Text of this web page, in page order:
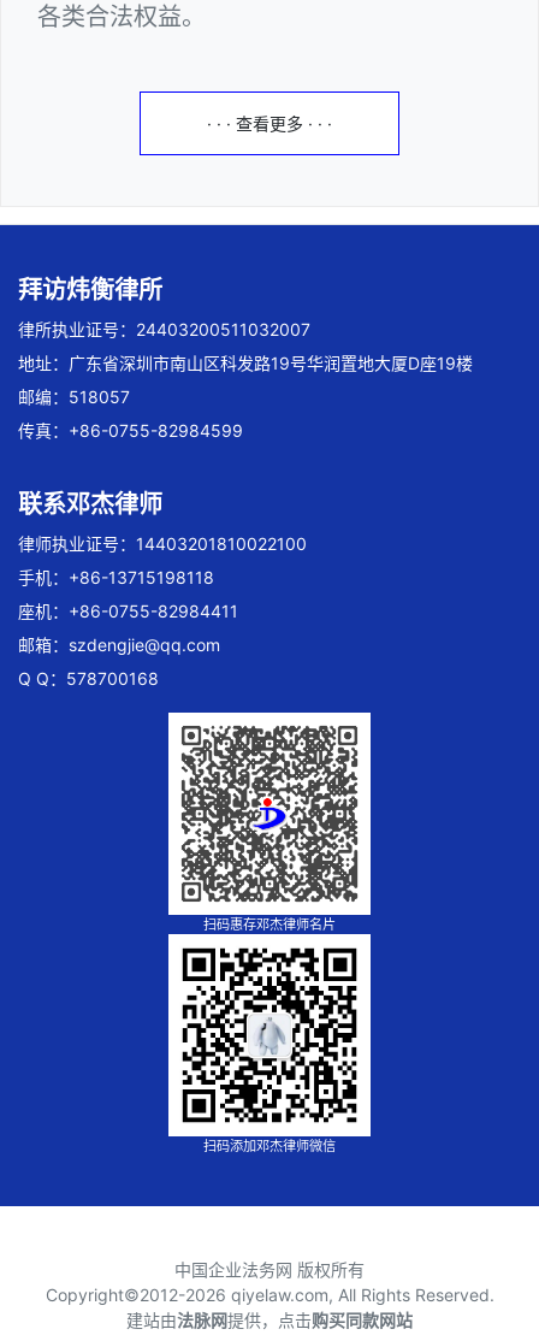
各类合法权益。
· · · 查看更多 · · ·
拜访炜衡律所
律所执业证号：24403200511032007
地址：广东省深圳市南山区科发路19号华润置地大厦D座19楼
邮编：518057
传真：+86-0755-82984599
联系邓杰律师
律师执业证号：14403201810022100
手机：+86-13715198118
座机：+86-0755-82984411
邮箱： szdengjie@qq.com
Q Q：578700168
扫码惠存邓杰律师名片
扫码添加邓杰律师微信
中国企业法务网 版权所有
Copyright©2012-2026 qiyelaw.com, All Rights Reserved.
建站由法脉网提供，点击购买同款网站